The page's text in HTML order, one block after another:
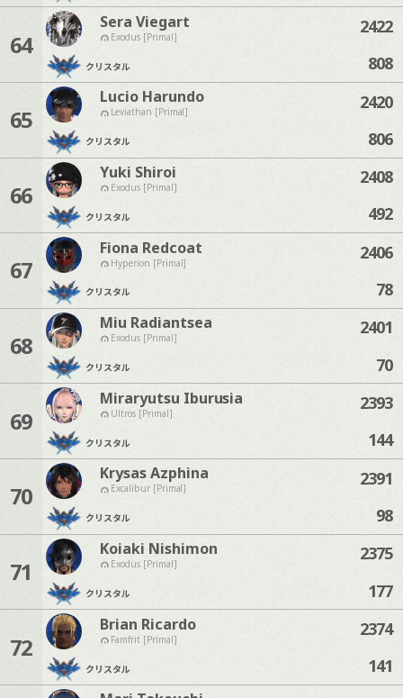
64
Sera Viegart
Exodus [Primal]
クリスタル
2422
808
65
Lucio Harundo
Leviathan [Primal]
クリスタル
2420
806
66
Yuki Shiroi
Exodus [Primal]
クリスタル
2408
492
67
Fiona Redcoat
Hyperion [Primal]
クリスタル
2406
78
68
Miu Radiantsea
Exodus [Primal]
クリスタル
2401
70
69
Miraryutsu Iburusia
Ultros [Primal]
クリスタル
2393
144
70
Krysas Azphina
Excalibur [Primal]
クリスタル
2391
98
71
Koiaki Nishimon
Exodus [Primal]
クリスタル
2375
177
72
Brian Ricardo
Famfrit [Primal]
クリスタル
2374
141